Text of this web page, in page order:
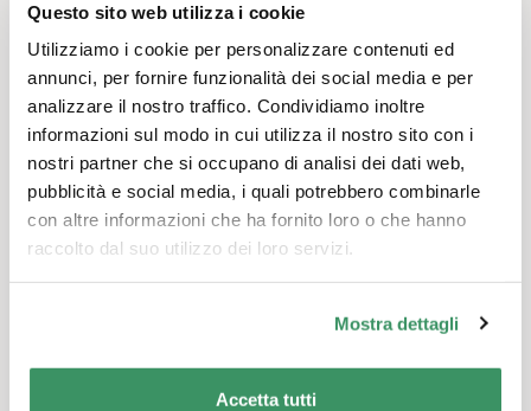
Questo sito web utilizza i cookie
Utilizziamo i cookie per personalizzare contenuti ed
annunci, per fornire funzionalità dei social media e per
analizzare il nostro traffico. Condividiamo inoltre
informazioni sul modo in cui utilizza il nostro sito con i
nostri partner che si occupano di analisi dei dati web,
pubblicità e social media, i quali potrebbero combinarle
con altre informazioni che ha fornito loro o che hanno
raccolto dal suo utilizzo dei loro servizi.
Mostra dettagli
Accetta tutti
Temi
Impegno in
Lascia un commento
Devi essere connessoper inviare un commento.